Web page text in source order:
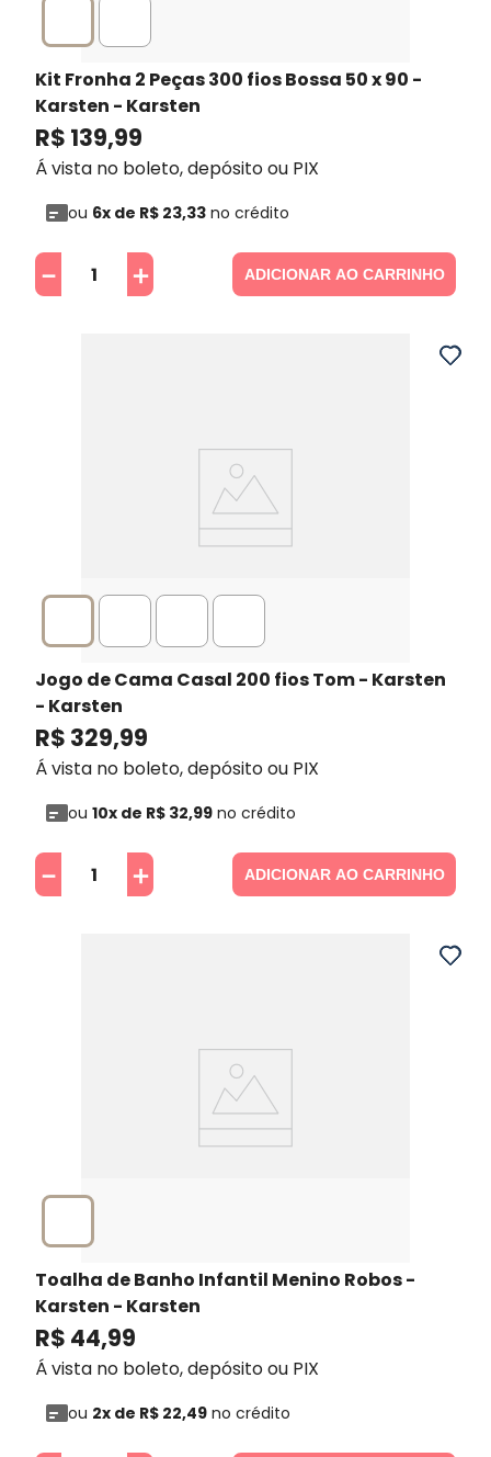
Kit Fronha 2 Peças 300 fios Bossa 50 x 90 -
Karsten - Karsten
R$ 139,99
Á vista no boleto, depósito ou PIX
ou 6x de R$ 23,33 no crédito
＋
－ ADICIONAR AO CARRINHO
Jogo de Cama Casal 200 fios Tom - Karsten
- Karsten
R$ 329,99
Á vista no boleto, depósito ou PIX
ou 10x de R$ 32,99 no crédito
＋
－ ADICIONAR AO CARRINHO
Toalha de Banho Infantil Menino Robos -
Karsten - Karsten
R$ 44,99
Á vista no boleto, depósito ou PIX
ou 2x de R$ 22,49 no crédito